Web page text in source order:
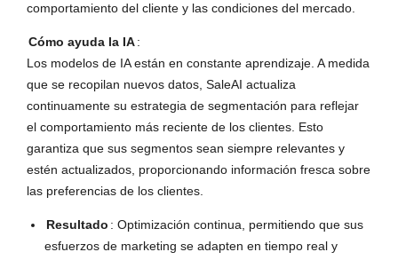
comportamiento del cliente y las condiciones del mercado.
Cómo ayuda la IA:
Los modelos de IA están en constante aprendizaje. A medida
que se recopilan nuevos datos, SaleAI actualiza
continuamente su estrategia de segmentación para reflejar
el comportamiento más reciente de los clientes. Esto
garantiza que sus segmentos sean siempre relevantes y
estén actualizados, proporcionando información fresca sobre
las preferencias de los clientes.
Resultado : Optimización continua, permitiendo que sus
esfuerzos de marketing se adapten en tiempo real y